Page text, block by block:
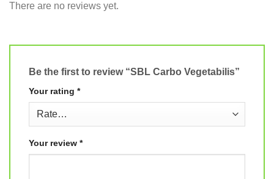
There are no reviews yet.
Be the first to review “SBL Carbo Vegetabilis”
Your rating *
Your review *